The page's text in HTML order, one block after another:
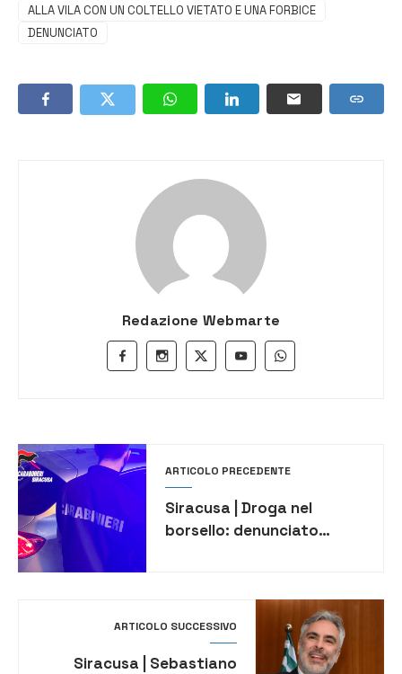
ALLA VILA CON UN COLTELLO VIETATO E UNA FORBICE
DENUNCIATO
Redazione Webmarte
ARTICOLO PRECEDENTE
Siracusa | Droga nel
borsello: denunciato
ARTICOLO SUCCESSIVO
Siracusa | Sebastiano